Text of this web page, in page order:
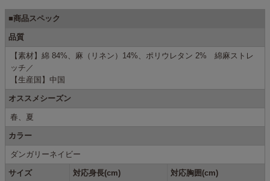
■商品スペック
品質
【素材】綿 84%、麻（リネン）14%、ポリウレタン 2% 綿麻ストレ
ッチ／
【生産国】中国
オススメシーズン
春、夏
カラー
ダンガリーネイビー
サイズ 対応身長(cm) 対応胸囲(cm)